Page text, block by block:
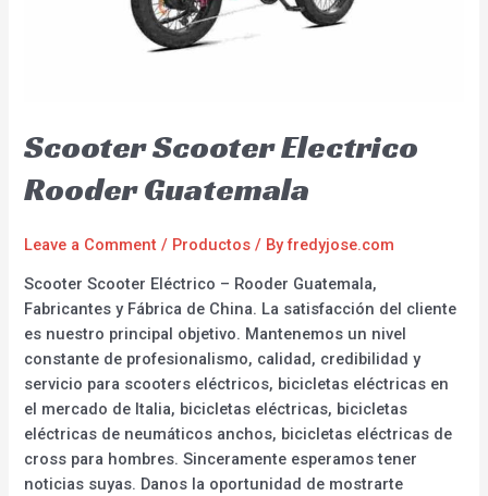
Scooter Scooter Electrico
Rooder Guatemala
Leave a Comment / Productos / Byfredyjose.com
Scooter Scooter Eléctrico – Rooder Guatemala,
Fabricantes y Fábrica de China. La satisfacción del cliente
es nuestro principal objetivo. Mantenemos un nivel
constante de profesionalismo, calidad, credibilidad y
servicio para scooters eléctricos, bicicletas eléctricas en
el mercado de Italia, bicicletas eléctricas, bicicletas
eléctricas de neumáticos anchos, bicicletas eléctricas de
cross para hombres. Sinceramente esperamos tener
noticias suyas. Danos la oportunidad de mostrarte